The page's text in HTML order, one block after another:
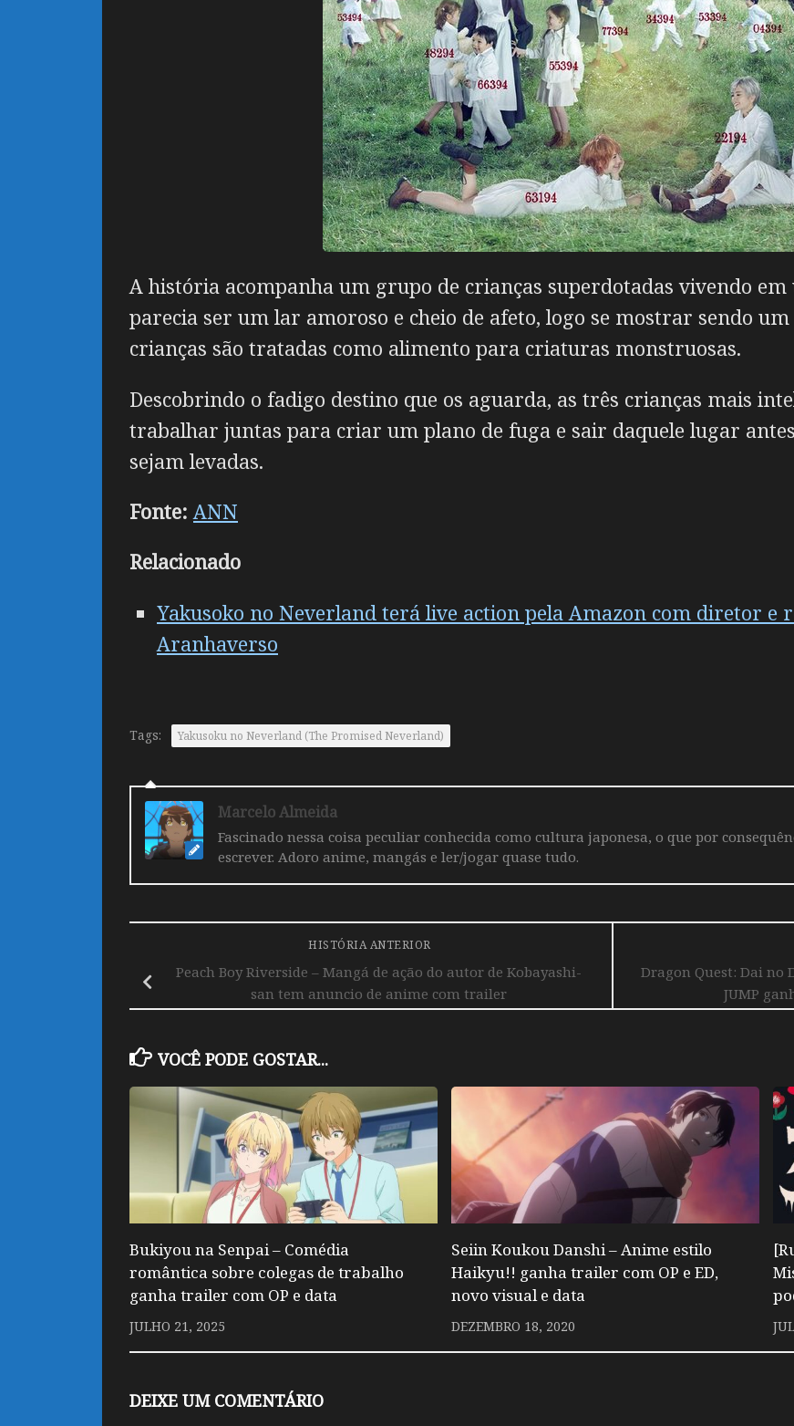
A história acompanha um grupo de crianças superdotadas vivendo
parecia ser um lar amoroso e cheio de afeto, logo se mostrar sendo
crianças são tratadas como alimento para criaturas monstruosas.
Descobrindo o fadigo destino que os aguarda, as três crianças mais
trabalhar juntas para criar um plano de fuga e sair daquele lugar
sejam levadas.
Fonte: ANN
Relacionado
Yakusoko no Neverland terá live action pela Amazon com diretor e
Aranhaverso
Tags: Yakusoku no Neverland (The Promised Neverland)
Marcelo Almeida
Fascinado nessa coisa peculiar conhecida como cultura japonesa, o que por
escrever. Adoro anime, mangás e ler/jogar quase tudo.
Dragon Quest: Dai no
JUMP
HISTÓRIA ANTERIOR
Peach Boy Riverside – Mangá de ação do autor de Kobayashi-
san tem anuncio de anime com trailer
VOCÊ PODE GOSTAR...
Bukiyou na Senpai – Comédia
romântica sobre colegas de trabalho
ganha trailer com OP e data
JULHO 21, 2025
Seiin Koukou Danshi – Anime estilo
Haikyu!! ganha trailer com OP e ED,
novo visual e data
DEZEMBRO 18, 2020
DEIXE UM COMENTÁRIO